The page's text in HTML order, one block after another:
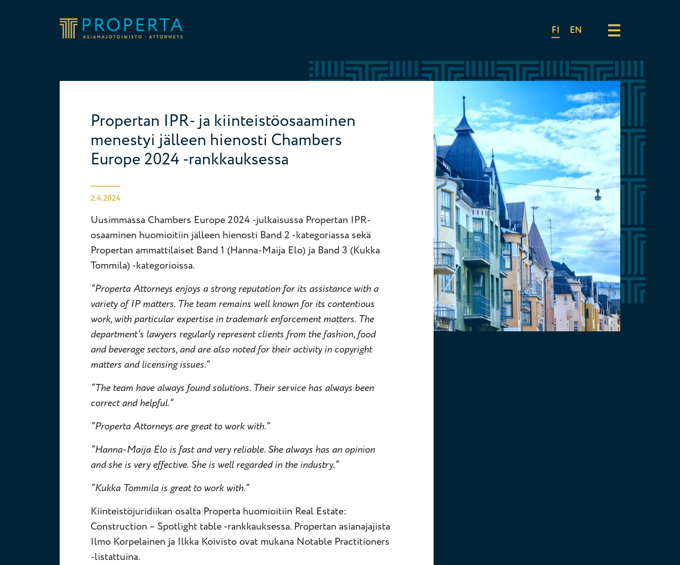
Properta
FI EN
Propertan IPR- ja kiinteistöosaaminen
menestyi jälleen hienosti Chambers
Europe 2024 -rankkauksessa
2.4.2024
Uusimmassa Chambers Europe 2024 -julkaisussa Propertan IPR-
osaaminen huomioitiin jälleen hienosti Band 2 -kategoriassa sekä
Propertan ammattilaiset Band 1 (Hanna-Maija Elo) ja Band 3 (Kukka
Tommila) -kategorioissa.
“Properta Attorneys enjoys a strong reputation for its assistance with a
variety of IP matters. The team remains well known for its contentious
work, with particular expertise in trademark enforcement matters. The
department’s lawyers regularly represent clients from the fashion, food
and beverage sectors, and are also noted for their activity in copyright
matters and licensing issues.”
“The team have always found solutions. Their service has always been
correct and helpful.”
“Properta Attorneys are great to work with.”
“Hanna-Maija Elo is fast and very reliable. She always has an opinion
and she is very effective. She is well regarded in the industry.”
“Kukka Tommila is great to work with.”
Kiinteistöjuridiikan osalta Properta huomioitiin Real Estate:
Construction – Spotlight table -rankkauksessa. Propertan asianajajista
Ilmo Korpelainen ja Ilkka Koivisto ovat mukana Notable Practitioners
-listattuina.